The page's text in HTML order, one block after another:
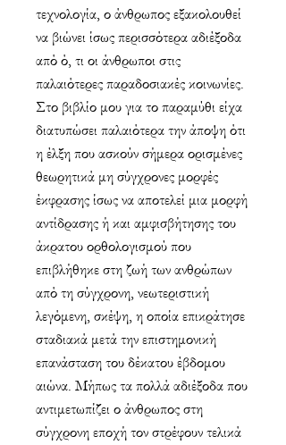
τεχνολογία, ο άνθρωπος εξακολουθεί
να βιώνει ίσως περισσότερα αδιέξοδα
από ό, τι οι άνθρωποι στις
παλαιότερες παραδοσιακές κοινωνίες.
Στο βιβλίο μου για το παραμύθι είχα
διατυπώσει παλαιότερα την άποψη ότι
η έλξη που ασκούν σήμερα ορισμένες
θεωρητικά μη σύγχρονες μορφές
έκφρασης ίσως να αποτελεί μια μορφή
αντίδρασης ή και αμφισβήτησης του
άκρατου ορθολογισμού που
επιβλήθηκε στη ζωή των ανθρώπων
από τη σύγχρονη, νεωτεριστική
λεγόμενη, σκέψη, η οποία επικράτησε
σταδιακά μετά την επιστημονική
επανάσταση του δέκατου έβδομου
αιώνα. Μήπως τα πολλά αδιέξοδα που
αντιμετωπίζει ο άνθρωπος στη
σύγχρονη εποχή τον στρέφουν τελικά